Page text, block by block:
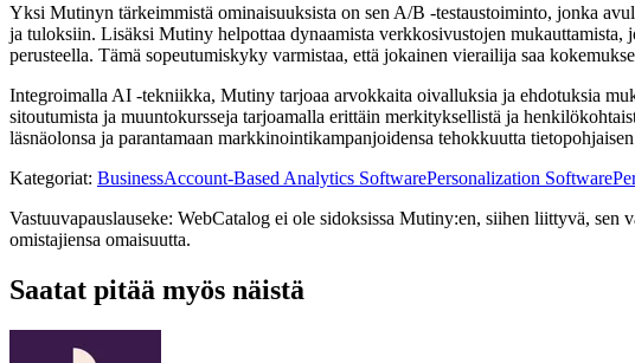
Yksi Mutinyn tärkeimmistä ominaisuuksista on sen A/B -testaustoiminto, jonka
ja tuloksiin. Lisäksi Mutiny helpottaa dynaamista verkkosivustojen
perusteella. Tämä sopeutumiskyky varmistaa, että jokainen vierailija saa
Integroimalla AI -tekniikka, Mutiny tarjoaa arvokkaita oivalluksia ja ehdotuksia
sitoutumista ja muuntokursseja tarjoamalla erittäin merkityksellistä ja
läsnäolonsa ja parantamaan markkinointikampanjoidensa tehokkuutta
Kategoriat: BusinessAccount-Based Analytics SoftwarePersonalization Software
Vastuuvapauslauseke: WebCatalog ei ole sidoksissa Mutiny:en, siihen liittyvä,
omistajiensa omaisuutta.
Saatat pitää myös näistä